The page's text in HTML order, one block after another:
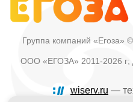
Группа компаний «Егоза»
ООО «ЕГОЗА» 2011-2026 г;
wiserv.ru —